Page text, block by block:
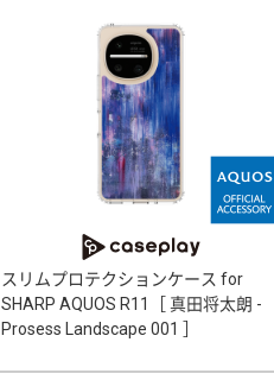
スリムプロテクションケース for
SHARP AQUOS R11［ 真田将太朗 -
Prosess Landscape 001 ］